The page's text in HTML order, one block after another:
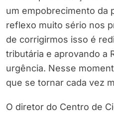
um empobrecimento da
reflexo muito sério nos
de corrigirmos isso é
tributária e aprovando a
urgência. Nesse
que se tornar cada vez
O diretor do Centro de